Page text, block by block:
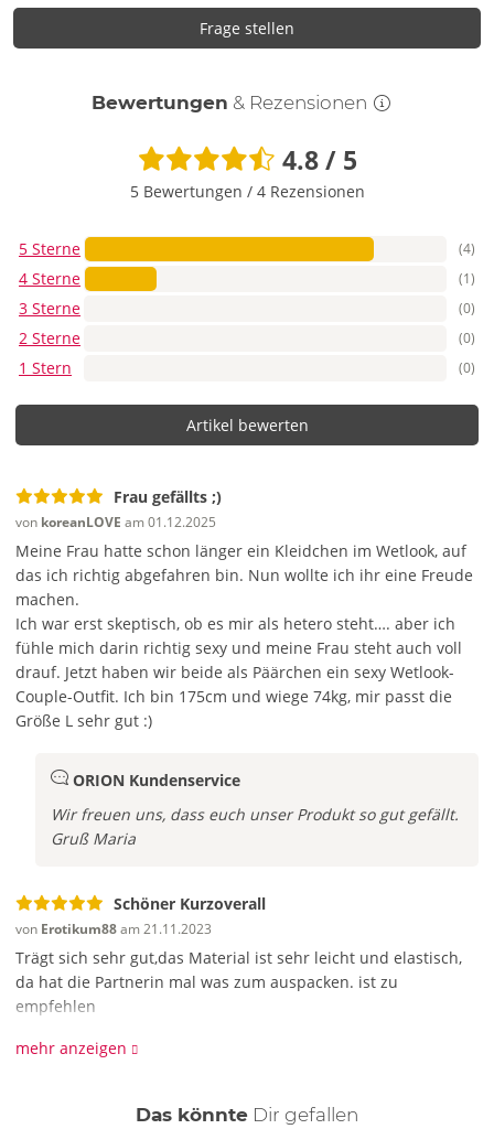
Frage stellen
Bewertungen & Rezensionen
4.8 / 5
5 Bewertungen / 4 Rezensionen
5 Sterne (4)
4 Sterne (1)
3 Sterne (0)
2 Sterne (0)
1 Stern (0)
Artikel bewerten
Frau gefällts ;)
von koreanLOVE am 01.12.2025
Meine Frau hatte schon länger ein Kleidchen im Wetlook, auf
das ich richtig abgefahren bin. Nun wollte ich ihr eine Freude
machen.
Ich war erst skeptisch, ob es mir als hetero steht…. aber ich
fühle mich darin richtig sexy und meine Frau steht auch voll
drauf. Jetzt haben wir beide als Päärchen ein sexy Wetlook-
Couple-Outfit. Ich bin 175cm und wiege 74kg, mir passt die
Größe L sehr gut :)
ORION Kundenservice
Wir freuen uns, dass euch unser Produkt so gut gefällt.
Gruß Maria
Schöner Kurzoverall
von Erotikum88am 21.11.2023
Trägt sich sehr gut,das Material ist sehr leicht und elastisch,
da hat die Partnerin mal was zum auspacken. ist zu
empfehlen
mehr anzeigen
Das könnte Dir auch
gefallen